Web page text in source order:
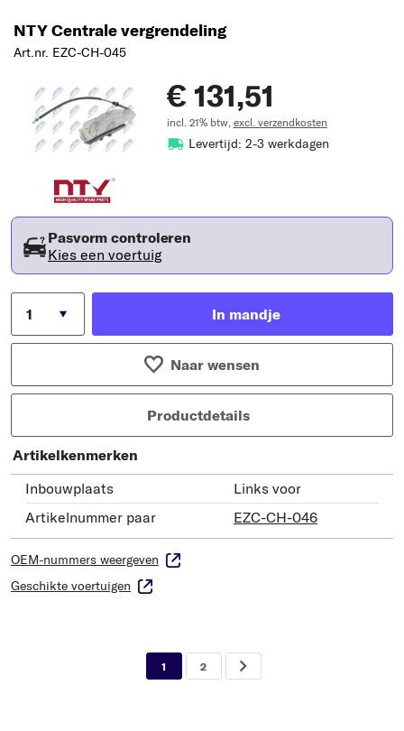
NTY Centrale vergrendeling
Art.nr. EZC-CH-045
€ 131,51
incl. 21% btw, excl. verzendkosten
Levertijd: 2-3 werkdagen
Pasvorm controleren
Kies een voertuig
In mandje
Naar wensen
Productdetails
Artikelkenmerken
Inbouwplaats
Links voor
Artikelnummer paar
EZC-CH-046
OEM-nummers weergeven
Geschikte voertuigen
1 2